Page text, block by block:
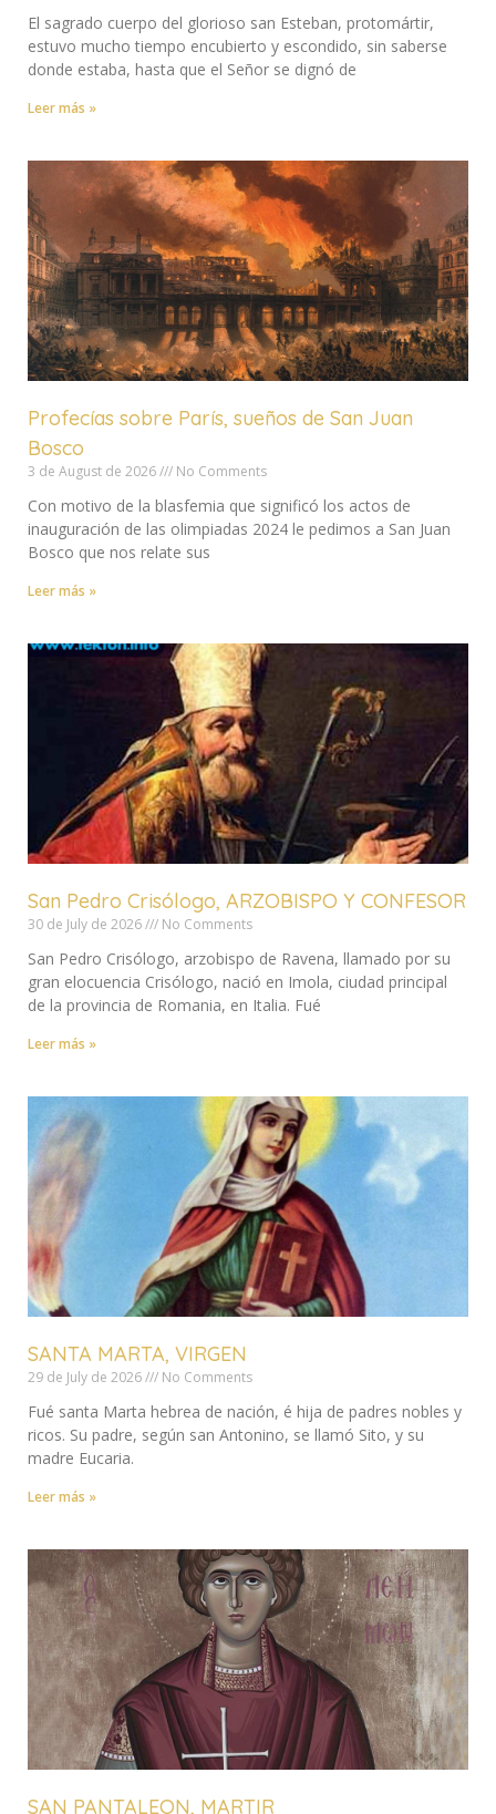
El sagrado cuerpo del glorioso san Esteban, protomártir,
estuvo mucho tiempo encubierto y escondido, sin saberse
donde estaba, hasta que el Señor se dignó de
Leer más »
Profecías sobre París, sueños de San Juan
Bosco
3 de August de 2026 No Comments
Con motivo de la blasfemia que significó los actos de
inauguración de las olimpiadas 2024 le pedimos a San Juan
Bosco que nos relate sus
Leer más »
San Pedro Crisólogo, ARZOBISPO Y CONFESOR
30 de July de 2026 No Comments
San Pedro Crisólogo, arzobispo de Ravena, llamado por su
gran elocuencia Crisólogo, nació en Imola, ciudad principal
de la provincia de Romania, en Italia. Fué
Leer más »
SANTA MARTA, VIRGEN
29 de July de 2026 No Comments
Fué santa Marta hebrea de nación, é hija de padres nobles y
ricos. Su padre, según san Antonino, se llamó Sito, y su
madre Eucaria.
Leer más »
SAN PANTALEON, MARTIR